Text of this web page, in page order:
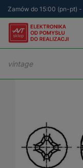
Zamów do 15:00 (pn-pt) -